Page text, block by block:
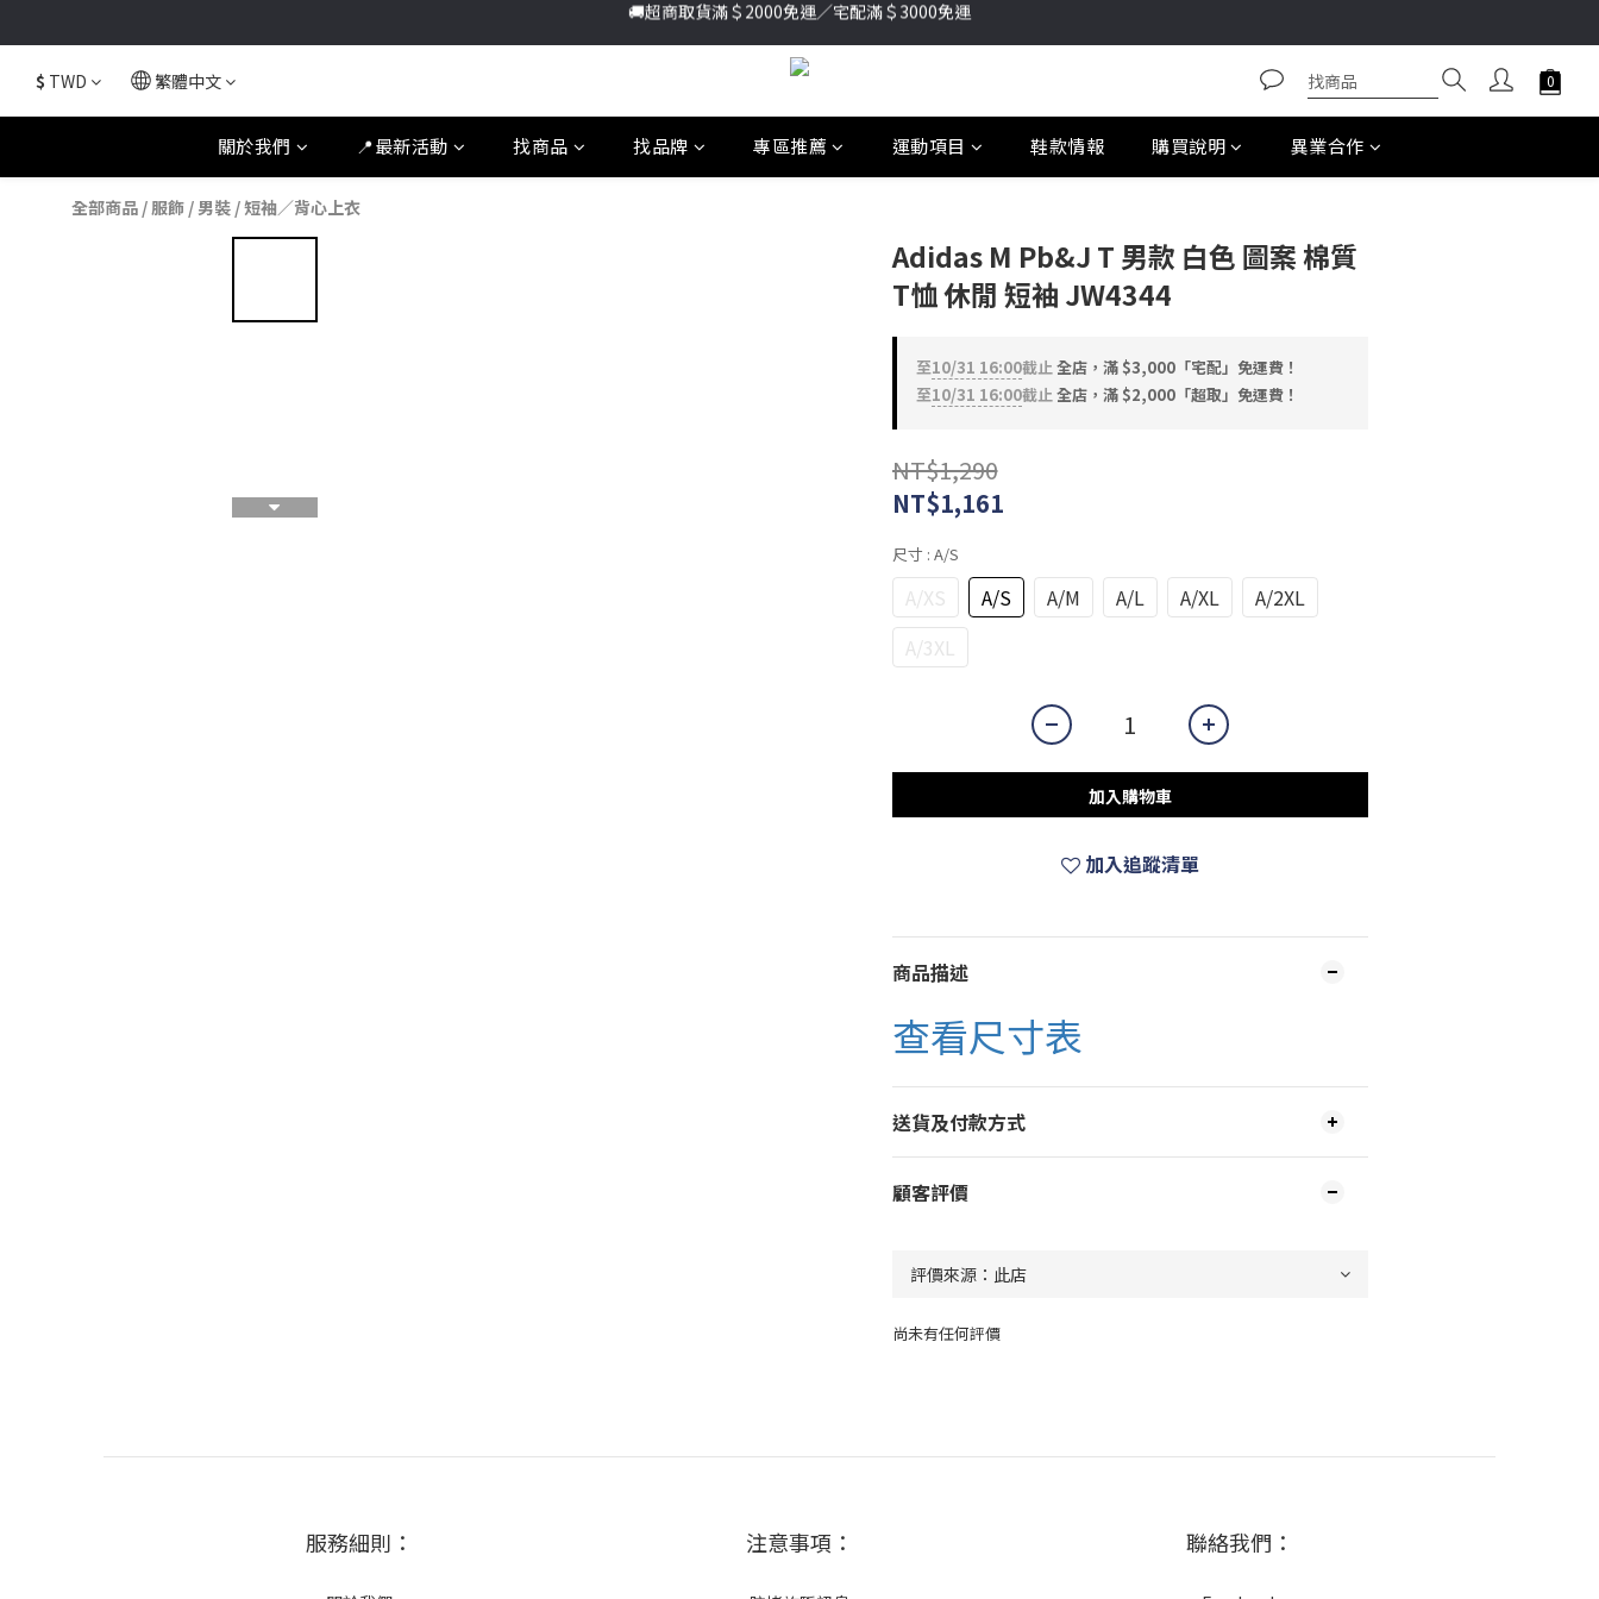
加入新會員送首購金＄100🔥點我註冊➞
加入新會員送首購金＄100🔥點我註冊➞
$ TWD 繁體中文
關於我們 📍最新活動 找商品 找品牌 專區推薦 運動項目 鞋款情報 購買說明 異業合作
全部商品 /服飾 / 男裝 /短袖／背心上衣
Adidas M Pb&J T 男款 白色 圖案 棉質
T恤 休閒 短袖 JW4344
至10/31 16:00截止全店，滿 $3,000「宅配」免運費！
至10/31 16:00截止全店，滿 $2,000「超取」免運費！
NT$1,290
NT$1,161
尺寸 : A/S
A/XS A/S A/M A/L A/XL
A/2XL
A/3XL
加入購物車
加入追蹤清單
商品描述
查看尺寸表
送貨及付款方式
顧客評價
尚未有任何評價
服務細則： 注意事項： 聯絡我們：